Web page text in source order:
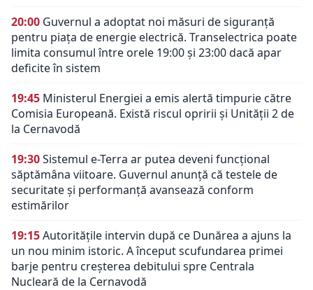
20:00 Guvernul a adoptat noi măsuri de siguranță
pentru piața de energie electrică. Transelectrica poate
limita consumul între orele 19:00 și 23:00 dacă apar
deficite în sistem
19:45 Ministerul Energiei a emis alertă timpurie către
Comisia Europeană. Există riscul opririi și Unității 2 de
la Cernavodă
19:30Sistemul e-Terra ar putea deveni funcțional
săptămâna viitoare. Guvernul anunță că testele de
securitate și performanță avansează conform
estimărilor
19:15Autoritățile intervin după ce Dunărea a ajuns la
un nou minim istoric. A început scufundarea primei
barje pentru creșterea debitului spre Centrala
Nucleară de la Cernavodă